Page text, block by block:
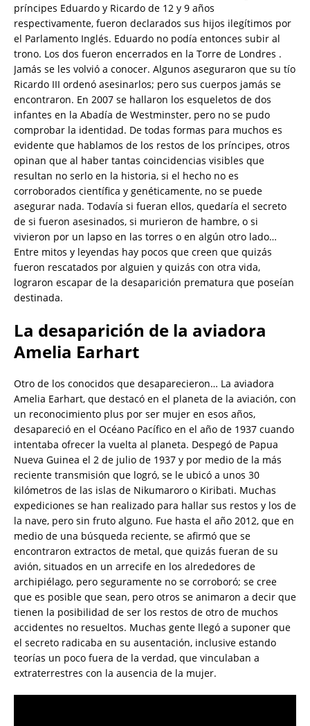
príncipes Eduardo y Ricardo de 12 y 9 años
respectivamente, fueron declarados sus hijos ilegítimos por
el Parlamento Inglés. Eduardo no podía entonces subir al
trono. Los dos fueron encerrados en la Torre de Londres .
Jamás se les volvió a conocer. Algunos aseguraron que su tío
Ricardo III ordenó asesinarlos; pero sus cuerpos jamás se
encontraron. En 2007 se hallaron los esqueletos de dos
infantes en la Abadía de Westminster, pero no se pudo
comprobar la identidad. De todas formas para muchos es
evidente que hablamos de los restos de los príncipes, otros
opinan que al haber tantas coincidencias visibles que
resultan no serlo en la historia, si el hecho no es
corroborados científica y genéticamente, no se puede
asegurar nada. Todavía si fueran ellos, quedaría el secreto
de si fueron asesinados, si murieron de hambre, o si
vivieron por un lapso en las torres o en algún otro lado…
Entre mitos y leyendas hay pocos que creen que quizás
fueron rescatados por alguien y quizás con otra vida,
lograron escapar de la desaparición prematura que poseían
destinada.
La desaparición de la aviadora
Amelia Earhart
Otro de los conocidos que desaparecieron… La aviadora
Amelia Earhart, que destacó en el planeta de la aviación, con
un reconocimiento plus por ser mujer en esos años,
desapareció en el Océano Pacífico en el año de 1937 cuando
intentaba ofrecer la vuelta al planeta. Despegó de Papua
Nueva Guinea el 2 de julio de 1937 y por medio de la más
reciente transmisión que logró, se le ubicó a unos 30
kilómetros de las islas de Nikumaroro o Kiribati. Muchas
expediciones se han realizado para hallar sus restos y los de
la nave, pero sin fruto alguno. Fue hasta el año 2012, que en
medio de una búsqueda reciente, se afirmó que se
encontraron extractos de metal, que quizás fueran de su
avión, situados en un arrecife en los alrededores de
archipiélago, pero seguramente no se corroboró; se cree
que es posible que sean, pero otros se animaron a decir que
tienen la posibilidad de ser los restos de otro de muchos
accidentes no resueltos. Muchas gente llegó a suponer que
el secreto radicaba en su ausentación, inclusive estando
teorías un poco fuera de la verdad, que vinculaban a
extraterrestres con la ausencia de la mujer.